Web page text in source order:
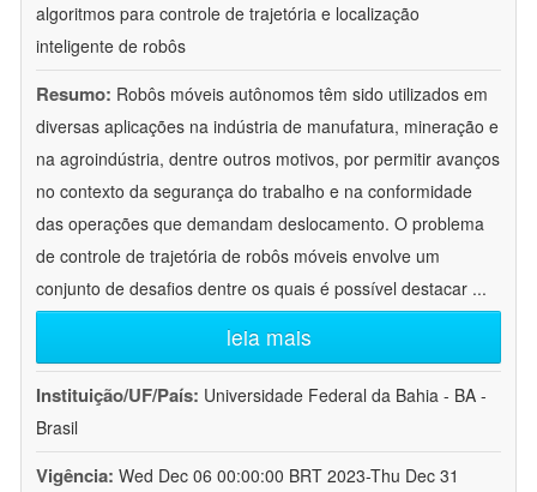
algoritmos para controle de trajetória e localização
inteligente de robôs
Resumo: Robôs móveis autônomos têm sido utilizados em
diversas aplicações na indústria de manufatura, mineração e
na agroindústria, dentre outros motivos, por permitir avanços
no contexto da segurança do trabalho e na conformidade
das operações que demandam deslocamento. O problema
de controle de trajetória de robôs móveis envolve um
conjunto de desafios dentre os quais é possível destacar ...
leia mais
Instituição/UF/País: Universidade Federal da Bahia - BA -
Brasil
Vigência: Wed Dec 06 00:00:00 BRT 2023-Thu Dec 31